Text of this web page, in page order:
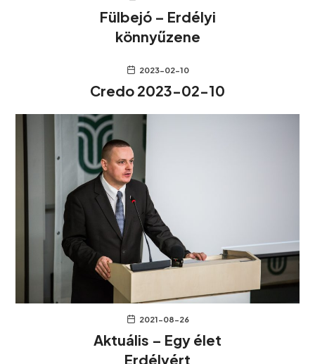
Fülbejó – Erdélyi
könnyűzene
2023-02-10
Credo 2023-02-10
2021-08-26
Aktuális – Egy élet
Erdélyért